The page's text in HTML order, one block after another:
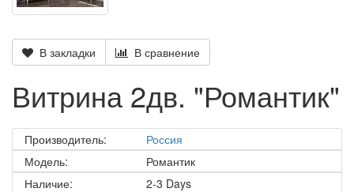
В закладки В сравнение
Витрина 2дв. "Романтик"
Производитель:
Россия
Модель:
Романтик
Наличие:
2-3 Days